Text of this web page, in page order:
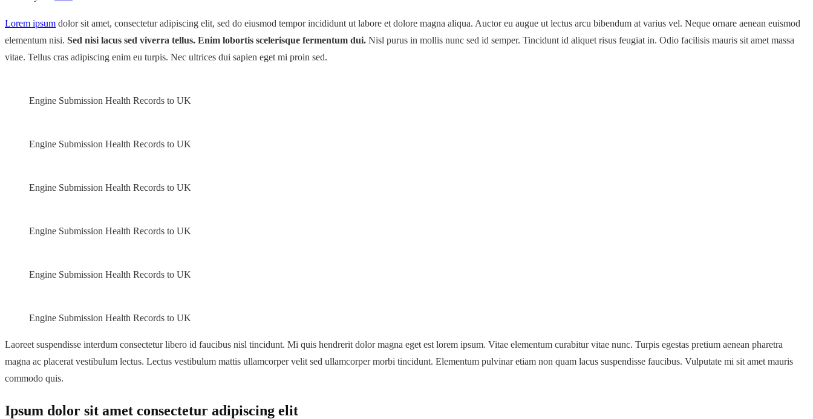
Lorem ipsum dolor sit amet, consectetur adipiscing elit, sed do eiusmod tempor incididunt ut labore et dolore magna aliqua. Auctor eu augue ut lectus arcu bibendum at varius vel. Neque ornare aenean euismod
elementum nisi. Sed nisi lacus sed viverra tellus. Enim lobortis scelerisque fermentum dui. Nisl purus in mollis nunc sed id semper. Tincidunt id aliquet risus feugiat in. Odio facilisis mauris sit amet massa
vitae. Tellus cras adipiscing enim eu turpis. Nec ultrices dui sapien eget mi proin sed.
Engine Submission Health Records to UK
Engine Submission Health Records to UK
Engine Submission Health Records to UK
Engine Submission Health Records to UK
Engine Submission Health Records to UK
Engine Submission Health Records to UK
Laoreet suspendisse interdum consectetur libero id faucibus nisl tincidunt. Mi quis hendrerit dolor magna eget est lorem ipsum. Vitae elementum curabitur vitae nunc. Turpis egestas pretium aenean pharetra
magna ac placerat vestibulum lectus. Lectus vestibulum mattis ullamcorper velit sed ullamcorper morbi tincidunt. Elementum pulvinar etiam non quam lacus suspendisse faucibus. Vulputate mi sit amet mauris
commodo quis.
Ipsum dolor sit amet consectetur adipiscing elit